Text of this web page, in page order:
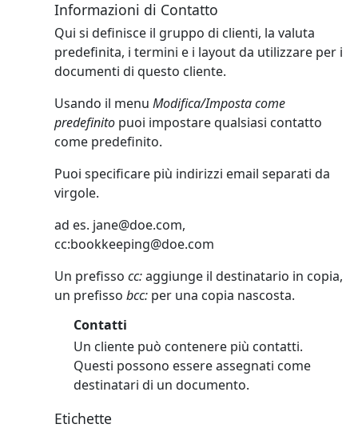
Informazioni di Contatto
Qui si definisce il gruppo di clienti, la valuta
predefinita, i termini e i layout da utilizzare per i
documenti di questo cliente.
Usando il menu Modifica/Imposta come
predefinito puoi impostare qualsiasi contatto
come predefinito.
Puoi specificare più indirizzi email separati da
virgole.
ad es. jane@doe.com,
cc:bookkeeping@doe.com
Un prefisso cc:aggiunge il destinatario in copia,
un prefisso bcc: per una copia nascosta.
Contatti
Un cliente può contenere più contatti.
Questi possono essere assegnati come
destinatari di un documento.
Etichette